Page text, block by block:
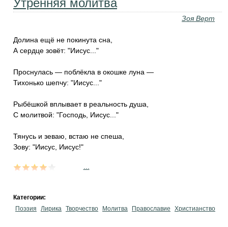
Утренняя молитва
Зоя Верт
Долина ещё не покинута сна,
А сердце зовёт: "Иисус..."
Проснулась — поблёкла в окошке луна —
Тихонько шепчу: "Иисус..."
Рыбёшкой вплывает в реальность душа,
С молитвой: "Господь, Иисус..."
Тянусь и зеваю, встаю не спеша,
Зову: "Иисус, Иисус!"
Категории:
Поэзия
Лирика Творчество Молитва Православие Христианство